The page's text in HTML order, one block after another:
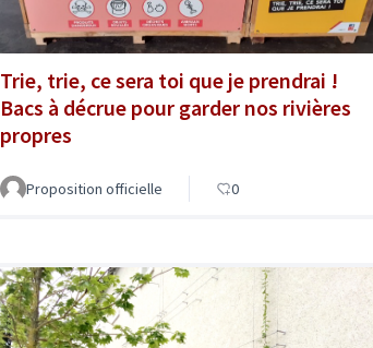
Trie, trie, ce sera toi que je prendrai !
Bacs à décrue pour garder nos rivières
propres
Proposition officielle 0